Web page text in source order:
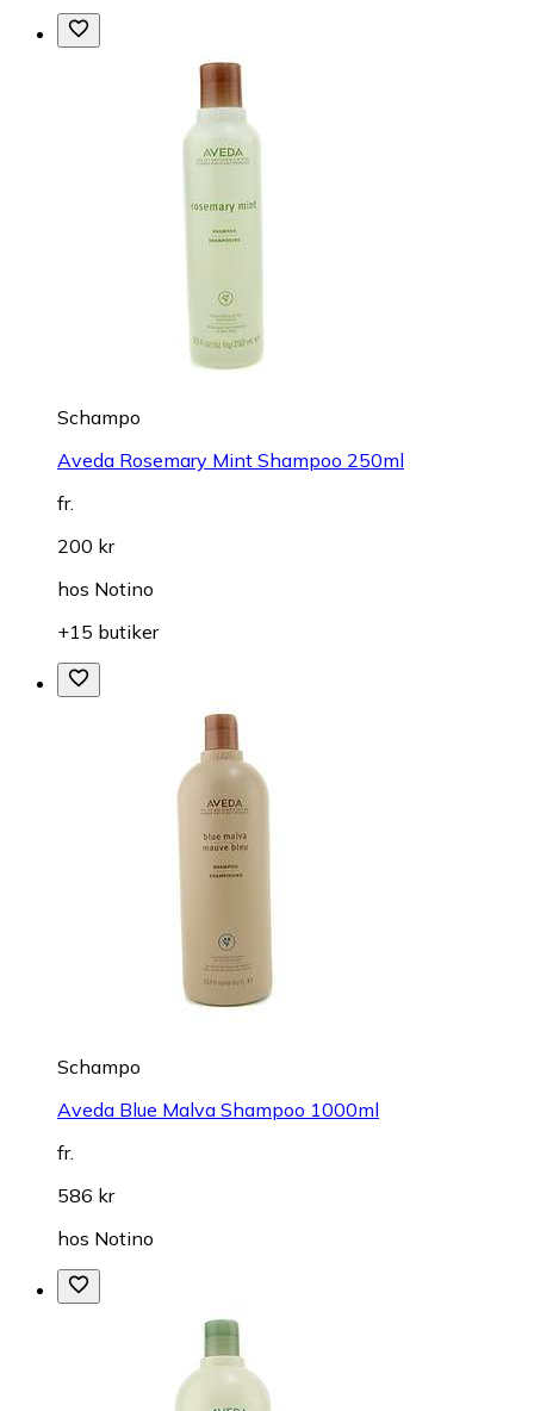
Schampo
Aveda Rosemary Mint Shampoo 250ml
fr.
200 kr
hos Notino
+15 butiker
Schampo
Aveda Blue Malva Shampoo 1000ml
fr.
586 kr
hos Notino